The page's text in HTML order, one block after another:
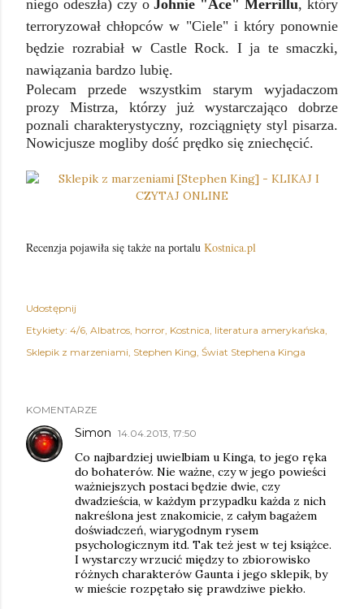
niego odeszła) czy oJohnie "Ace" Merrillu, który
terroryzował chłopców w "Ciele" i który ponownie
będzie rozrabiał w Castle Rock. I ja te smaczki,
nawiązania bardzo lubię.
Polecam przede wszystkim starym wyjadaczom
prozy Mistrza, którzy już wystarczająco dobrze
poznali charakterystyczny, rozciągnięty styl pisarza.
Nowicjusze mogliby dość prędko się zniechęcić.
Recenzja pojawiła się także na portalu Kostnica.pl
Udostępnij
Etykiety: 4/6 Albatros horror Kostnica literatura amerykańska
Sklepik z marzeniami Stephen King Świat Stephena Kinga
KOMENTARZE
Simon 14.04.2013, 17:50
Co najbardziej uwielbiam u Kinga, to jego ręka
do bohaterów. Nie ważne, czy w jego powieści
ważniejszych postaci będzie dwie, czy
dwadzieścia, w każdym przypadku każda z nich
nakreślona jest znakomicie, z całym bagażem
doświadczeń, wiarygodnym rysem
psychologicznym itd. Tak też jest w tej książce.
I wystarczy wrzucić między to zbiorowisko
różnych charakterów Gaunta i jego sklepik, by
w mieście rozpętało się prawdziwe piekło.